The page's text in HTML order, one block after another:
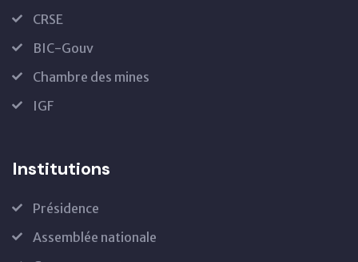
CRSE
BIC-Gouv
Chambre des mines
IGF
Institutions
Présidence
Assemblée nationale